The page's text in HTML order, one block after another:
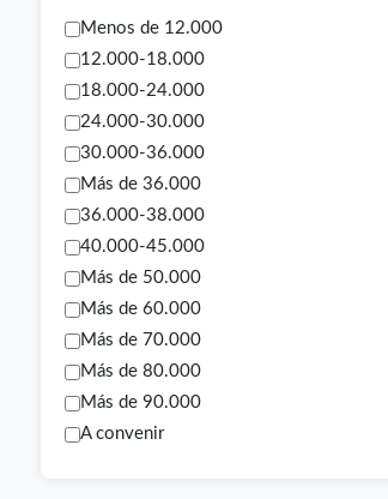
Menos de 12.000
12.000-18.000
18.000-24.000
24.000-30.000
30.000-36.000
Más de 36.000
36.000-38.000
40.000-45.000
Más de 50.000
Más de 60.000
Más de 70.000
Más de 80.000
Más de 90.000
A convenir